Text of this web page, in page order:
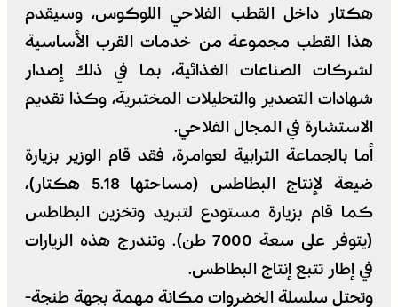
هكتار داخل القطب الفلاحي اللوكوس، وسيقدم
هذا القطب مجموعة من خدمات القرب الأساسية
لشركات الصناعات الغذائية، بما في ذلك إصدار
شهادات التصدير والتحليلات المختبرية، وكذا تقديم
الاستشارة في المجال الفلاحي.
أما بالجماعة الترابية لعوامرة، فقد قام الوزير بزيارة
ضيعة لإنتاج البطاطس (مساحتها 5.18 هكتار)،
كما قام بزيارة مستودع لتبريد وتخزين البطاطس
(يتوفر على سعة 7000 طن). وتندرج هذه الزيارات
في إطار تتبع إنتاج البطاطس.
وتحتل سلسلة الخضروات مكانة مهمة بجهة طنجة-